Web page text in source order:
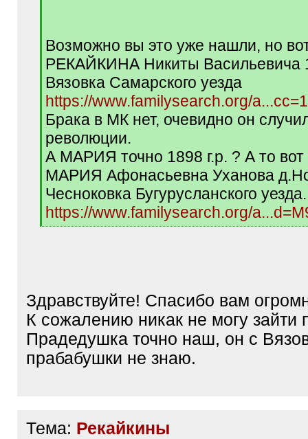
Возможно вы это уже нашли, но
РЕКАЙКИНА Никиты Васильевича
Вязовка Самарского уезда
https://www.familysearch.org/
Брака в МК нет, очевидно он
революции.
А МАРИЯ точно 1898 г.р. ? А то вот
МАРИЯ Афонасьевна Уханова
Чесноковка Бугурусланского уезда.
https://www.familysearch.org/
[
Здравствуйте! Спасибо вам
К сожалению никак не могу зайти
Прадедушка точно наш, он с
прабабушки не знаю.
Тема: Рекайкины